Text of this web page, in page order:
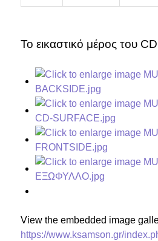
Το εικαστικό μέρος του CD
View the embedded image
https://www.ksamson.gr/